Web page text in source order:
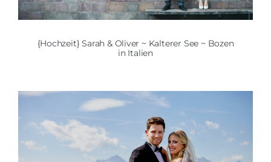
{Hochzeit} Sarah & Oliver ~ Kalterer See ~ Bozen
in Italien